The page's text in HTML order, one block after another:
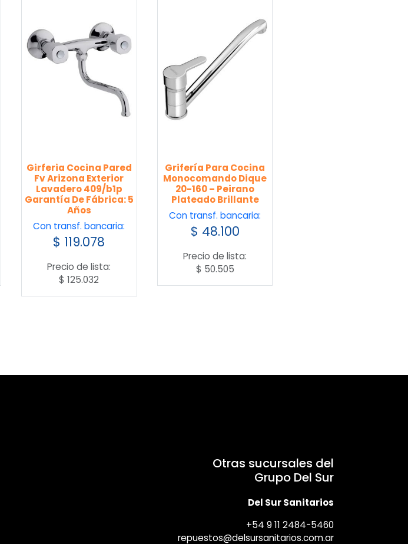
Girferia Cocina Pared
Fv Arizona Exterior
Lavadero 409/b1p
Garantía De Fábrica: 5
Años
Con transf. bancaria:
$ 119.078
Precio de lista:
$ 125.032
Grifería Para Cocina
Monocomando Dique
20-160 – Peirano
Plateado Brillante
Con transf. bancaria:
$ 48.100
Precio de lista:
$ 50.505
Otras sucursales del
Grupo Del Sur
Del Sur Sanitarios
+54 9 11 2484-5460
repuestos@delsursanitarios.com.ar